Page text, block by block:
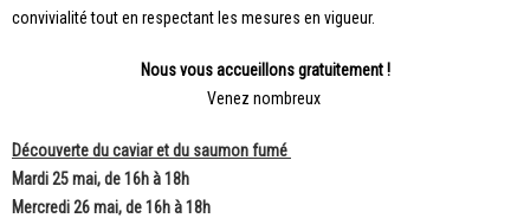
convivialité tout en respectant les mesures en vigueur.
Nous vous accueillons gratuitement !
Venez nombreux
Découverte du caviar et du saumon fumé
Mardi 25 mai, de 16h à 18h
Mercredi 26 mai, de 16h à 18h